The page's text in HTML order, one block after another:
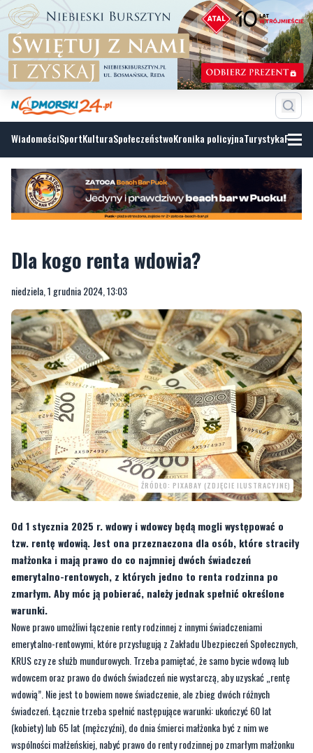
WiadomościSportKulturaSpołeczeństwoKronika policyjnaTurystyka
Dla kogo renta wdowia?
niedziela, 1 grudnia 2024, 13:03
ŹRÓDŁO: PIXABAY (ZDJĘCIE ILUSTRACYJNE)
Od 1 stycznia 2025 r. wdowy i wdowcy będą mogli występować o
tzw. rentę wdowią. Jest ona przeznaczona dla osób, które straciły
małżonka i mają prawo do co najmniej dwóch świadczeń
emerytalno-rentowych, z których jedno to renta rodzinna po
zmarłym. Aby móc ją pobierać, należy jednak spełnić określone
warunki.
Nowe prawo umożliwi łączenie renty rodzinnej z innymi świadczeniami
emerytalno-rentowymi, które przysługują z Zakładu Ubezpieczeń Społecznych,
KRUS czy ze służb mundurowych. Trzeba pamiętać, że samo bycie wdową lub
wdowcem oraz prawo do dwóch świadczeń nie wystarczą, aby uzyskać „rentę
wdowią”. Nie jest to bowiem nowe świadczenie, ale zbieg dwóch różnych
świadczeń. Łącznie trzeba spełnić następujące warunki: ukończyć 60 lat
(kobiety) lub 65 lat (mężczyźni), do dnia śmierci małżonka być z nim we
wspólności małżeńskiej, nabyć prawo do renty rodzinnej po zmarłym małżonku